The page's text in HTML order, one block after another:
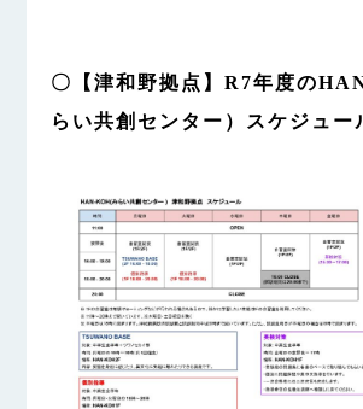
〇【津和野拠点】R7年度の
らい共創センター）スケジュー